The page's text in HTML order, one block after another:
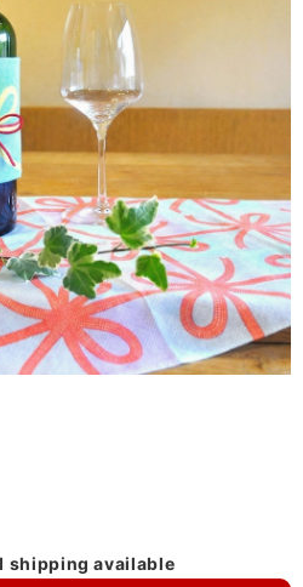
shipping available